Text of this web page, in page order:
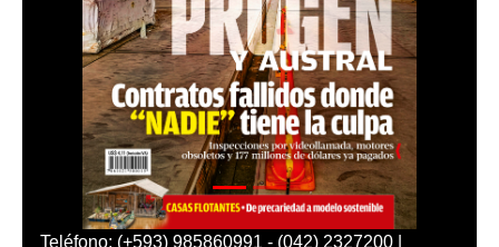
Teléfono: (+593) 985860991 - (042) 2327200 |